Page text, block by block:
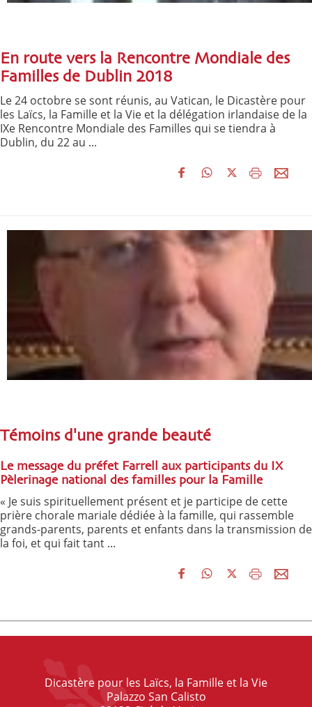
En route vers la Rencontre Mondiale des
Familles de Dublin 2018
Le 24 octobre se sont réunis, au Vatican, le Dicastère pour
les Laïcs, la Famille et la Vie et la délégation irlandaise de la
IXe Rencontre Mondiale des Familles qui se tiendra à
Dublin, du 22 au ...
Témoins d'une grande beauté
Le message du préfet Farrell aux participants du IX
Pèlerinage national des familles pour la Famille
« Je suis spirituellement présent et je participe de cette
prière chorale mariale dédiée à la famille, qui rassemble
grands-parents, parents et enfants dans la transmission de
la foi, et qui fait tant ...
Dicastère pour les Laïcs, la Famille et la Vie
Palazzo San Calisto